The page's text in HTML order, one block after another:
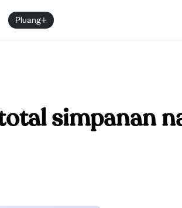
Pluang+
simpanan